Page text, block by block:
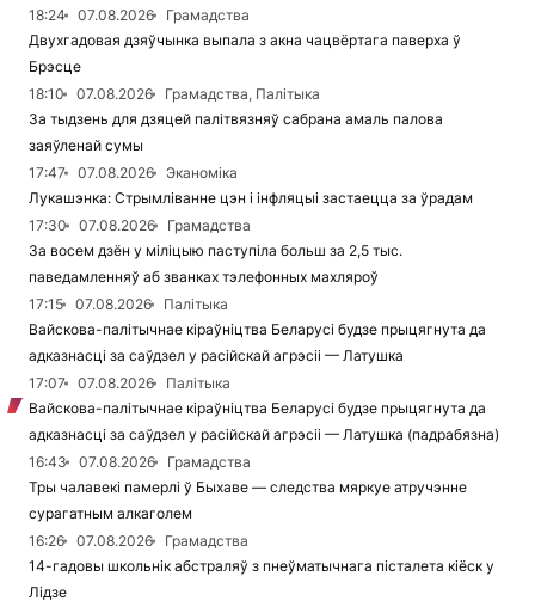
18:24
07.08.2026
Грамадства
Двухгадовая дзяўчынка выпала з акна чацвёртага паверха ў
Брэсце
18:10
07.08.2026
Грамадства, Палітыка
За тыдзень для дзяцей палітвязняў сабрана амаль палова
заяўленай сумы
17:47
07.08.2026
Эканоміка
Лукашэнка: Стрымліванне цэн і інфляцыі застаецца за ўрадам
17:30
07.08.2026
Грамадства
За восем дзён у міліцыю паступіла больш за 2,5 тыс.
паведамленняў аб званках тэлефонных махляроў
17:15
07.08.2026
Палітыка
Вайскова-палітычнае кіраўніцтва Беларусі будзе прыцягнута да
адказнасці за саўдзел у расійскай агрэсіі — Латушка
17:07
07.08.2026
Палітыка
Вайскова-палітычнае кіраўніцтва Беларусі будзе прыцягнута да
адказнасці за саўдзел у расійскай агрэсіі — Латушка (падрабязна)
16:43
07.08.2026
Грамадства
Тры чалавекі памерлі ў Быхаве — следства мяркуе атручэнне
сурагатным алкаголем
16:26
07.08.2026
Грамадства
14-гадовы школьнік абстраляў з пнеўматычнага пісталета кіёск у
Лідзе